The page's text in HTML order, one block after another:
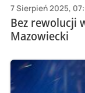
7 Sierpień 2025,
Bez rewolucji
Mazowiecki